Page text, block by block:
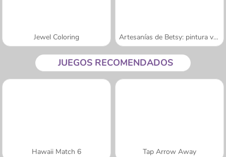
Jewel Coloring Artesanías de Betsy: pintura veraniega
JUEGOS RECOMENDADOS
Hawaii Match 6 Tap Arrow Away